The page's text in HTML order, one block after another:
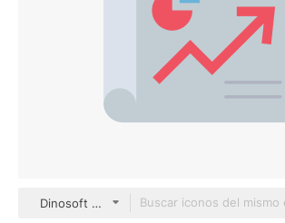
Dinosoft Flat